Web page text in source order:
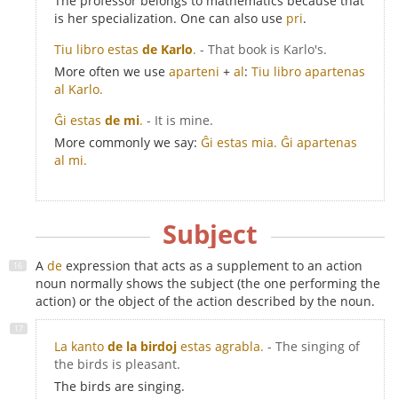
is her specialization. One can also use pri.
Tiu libro estas de Karlo. - That book is Karlo's.
More often we use aparteni + al: Tiu libro apartenas
al Karlo.
Ĝi estas de mi. - It is mine.
More commonly we say: Ĝi estas mia. Ĝi apartenas
al mi.
Subject
A de expression that acts as a supplement to an action
noun normally shows the subject (the one performing the
action) or the object of the action described by the noun.
La kanto de la birdoj estas agrabla. - The singing of
the birds is pleasant.
The birds are singing.